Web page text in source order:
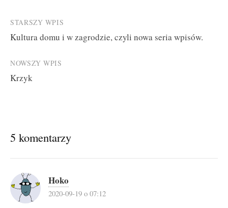
Post
navigation
STARSZY WPIS
Kultura domu i w zagrodzie, czyli nowa seria wpisów.
NOWSZY WPIS
Krzyk
5 komentarzy
Hoko
2020-09-19 o 07:12